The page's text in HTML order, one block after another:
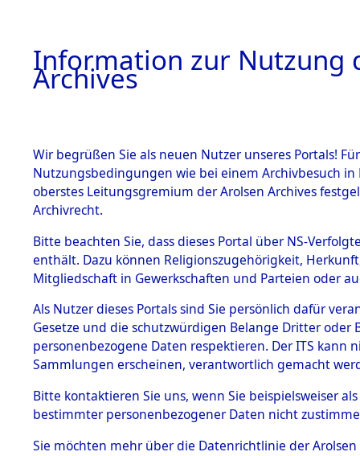
BESTÄNDE
1.
mente
5. Verschiedenes
5.3
Todesmärsche
5.3.1 Alliierte
Erhebungen
zu
Todesmärsch
en
Information zur Nutzung
Archives
Wir begrüßen Sie als neuen Nutzer unseres Portals!
Nutzungsbedingungen wie bei einem Archivbesuch
oberstes Leitungsgremium der Arolsen Archives
Archivrecht.
Bitte beachten Sie, dass dieses Portal über NS-
enthält. Dazu können Religionszugehörigkeit,
Mitgliedschaft in Gewerkschaften und Parteien oder
Als Nutzer dieses Portals sind Sie persönlich dafür
Gesetze und die schutzwürdigen Belange Dritter
personenbezogene Daten respektieren. Der ITS
Sammlungen erscheinen, verantwortlich gemacht
Bitte kontaktieren Sie uns, wenn Sie beispielsweiser
bestimmter personenbezogener Daten nicht
Sie möchten mehr über die Datenrichtlinie der Arolsen